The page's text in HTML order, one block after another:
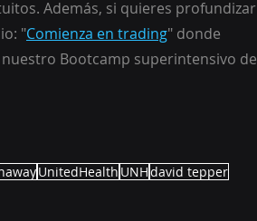
Además, si quieres profundizar
"Comienza en trading" donde
Bootcamp superintensivo de
UnitedHealth UNHdavid tepper